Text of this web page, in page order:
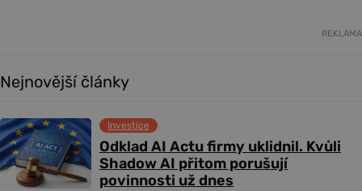
REKLAMA
Nejnovější články
Odklad AI Actu firmy uklidnil. Kvůli
Shadow AI přitom porušují
povinnosti už dnes
Investice